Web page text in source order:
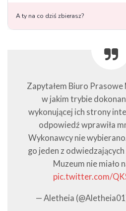
Zapytałem Biuro
w jakim trybie
wykonującej ich strony
odpowiedź wprawiła
Wykonawcy nie
go jeden z
Muzeum nie miało
pic.twitter.com/
— Aletheia